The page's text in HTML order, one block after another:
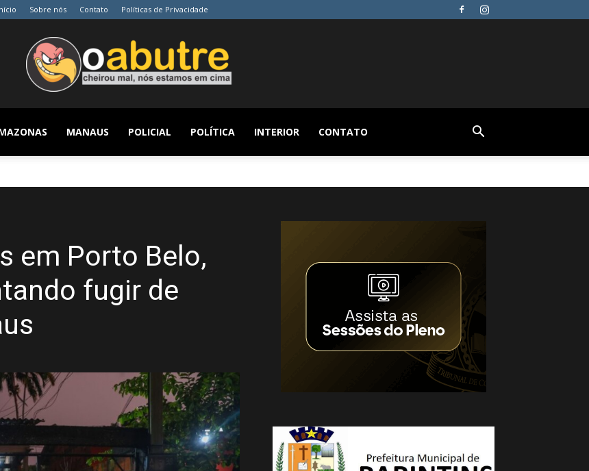
Sobre nós Contato Políticas de Privacidade
O
Notícia
MANAUS POLICIAL POLÍTICA INTERIOR CONTATO
em Porto Belo,
fugir de